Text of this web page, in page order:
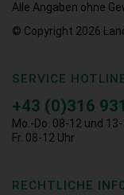
Alle Angaben ohne
© Copyright 2026
SERVICE
+43 (0)316
Mo.-Do. 08-12 und
Fr. 08-12 Uhr
RECHTLICHE